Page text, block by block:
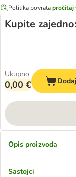
Politika povratapročitaj
Kupite zajedno:
Ukupno
0,00 €
Opis proizvoda
Sastojci